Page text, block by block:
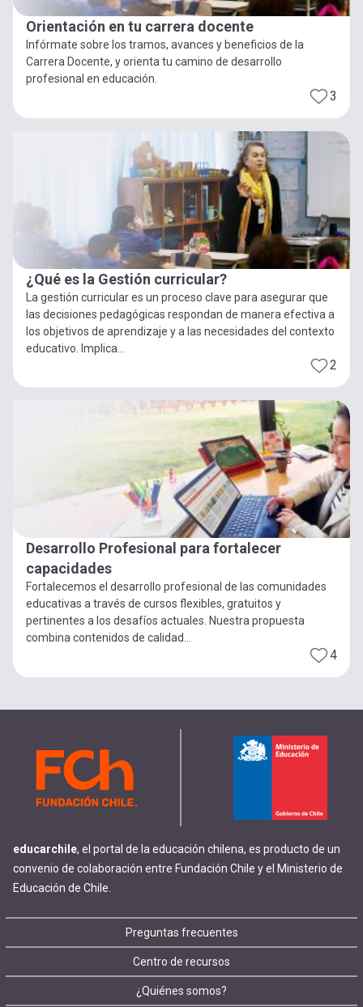
Orientación en tu carrera docente
Infórmate sobre los tramos, avances y beneficios de la
Carrera Docente, y orienta tu camino de desarrollo
profesional en educación.
3
¿Qué es la Gestión curricular?
La gestión curricular es un proceso clave para asegurar que
las decisiones pedagógicas respondan de manera efectiva a
los objetivos de aprendizaje y a las necesidades del contexto
educativo. Implica...
2
Desarrollo Profesional para fortalecer
capacidades
Fortalecemos el desarrollo profesional de las comunidades
educativas a través de cursos flexibles, gratuitos y
pertinentes a los desafíos actuales. Nuestra propuesta
combina contenidos de calidad...
4
educarchile, el portal de la educación chilena, es producto de un
convenio de colaboración entre Fundación Chile y el Ministerio de
Educación de Chile.
Footer
menu
Preguntas frecuentes
Centro de recursos
¿Quiénes somos?